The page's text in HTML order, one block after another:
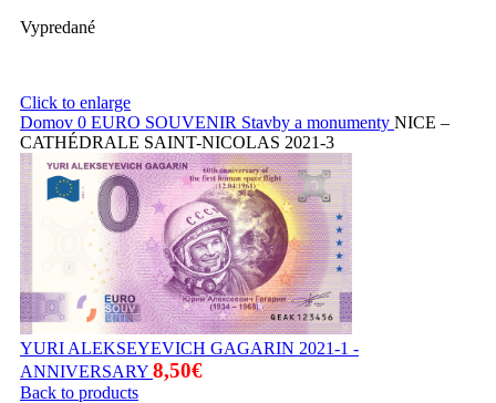
Vypredané
Click to enlarge
Domov 0 EURO SOUVENIR Stavby a monumenty NICE –
CATHÉDRALE SAINT-NICOLAS 2021-3
YURI ALEKSEYEVICH GAGARIN 2021-1 -
ANNIVERSARY 8,50€
Back to products